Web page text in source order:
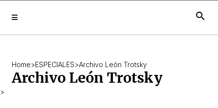
search
Home>ESPECIALES>Archivo León Trotsky
Archivo León Trotsky
>